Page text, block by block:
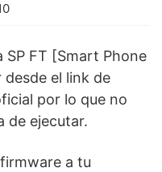
SP FT [Smart Phone
desde el link de
por lo que no
de ejecutar.
a tu